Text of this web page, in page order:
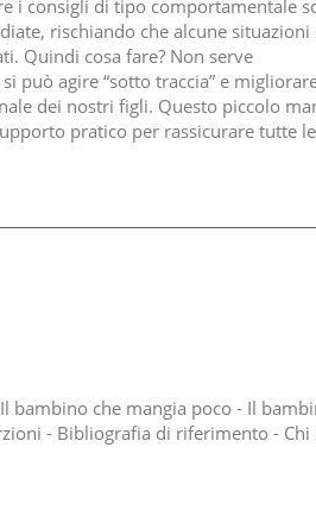
i consigli di tipo comportamentale
rischiando che alcune situazioni
Quindi cosa fare? Non serve
può agire “sotto traccia” e
dei nostri figli. Questo piccolo
pratico per rassicurare tutte le
bambino che mangia poco - Il
- Bibliografia di riferimento - Chi